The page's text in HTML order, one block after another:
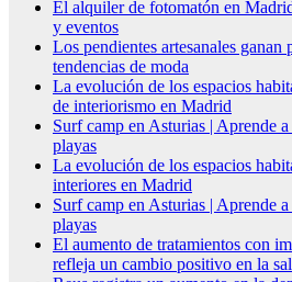
El alquiler de fotomatón en
y eventos
Los pendientes artesanales ganan
tendencias de moda
La evolución de los espacios
de interiorismo en Madrid
Surf camp en Asturias | Aprende
playas
La evolución de los espacios
interiores en Madrid
Surf camp en Asturias | Aprende
playas
El aumento de tratamientos con
refleja un cambio positivo en la